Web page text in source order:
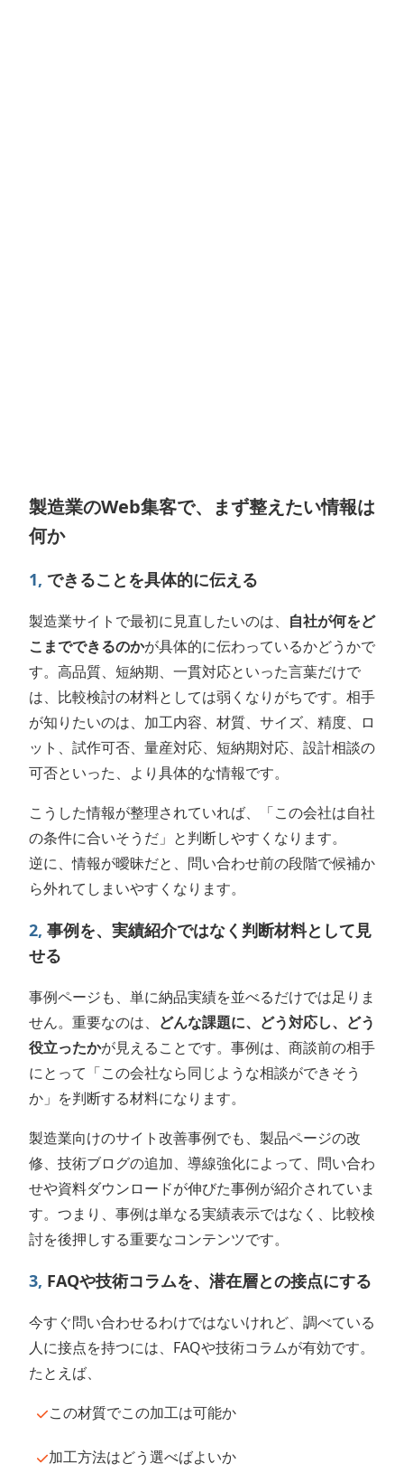
製造業のWeb集客で、まず整えたい情報は
何か
1, できることを具体的に伝える
製造業サイトで最初に見直したいのは、 自社が何をど
こまでできるのかが具体的に伝わっているかどうかで
す。高品質、短納期、一貫対応といった言葉だけで
は、比較検討の材料としては弱くなりがちです。相手
が知りたいのは、加工内容、材質、サイズ、精度、ロ
ット、試作可否、量産対応、短納期対応、設計相談の
可否といった、より具体的な情報です。
こうした情報が整理されていれば、「この会社は自社
の条件に合いそうだ」と判断しやすくなります。
逆に、情報が曖昧だと、問い合わせ前の段階で候補か
ら外れてしまいやすくなります。
2, 事例を、実績紹介ではなく判断材料として見
せる
事例ページも、単に納品実績を並べるだけでは足りま
せん。重要なのは、 どんな課題に、どう対応し、どう
役立ったかが見えることです。事例は、商談前の相手
にとって「この会社なら同じような相談ができそう
か」を判断する材料になります。
製造業向けのサイト改善事例でも、製品ページの改
修、技術ブログの追加、導線強化によって、問い合わ
せや資料ダウンロードが伸びた事例が紹介されていま
す。つまり、事例は単なる実績表示ではなく、比較検
討を後押しする重要なコンテンツです。
3, FAQや技術コラムを、潜在層との接点にする
今すぐ問い合わせるわけではないけれど、調べている
人に接点を持つには、FAQや技術コラムが有効です。
たとえば、
この材質でこの加工は可能か
加工方法はどう選べばよいか